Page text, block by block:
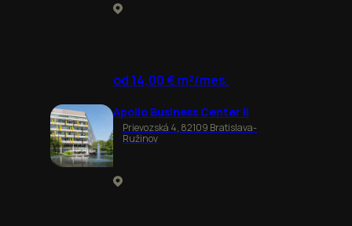
od 14,00 € m²/mes.
Apollo Business Center II
Prievozská 4, 82109 Bratislava-
Ružinov